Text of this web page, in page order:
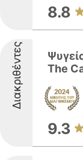
8.8
Διακριθέντες
The
9.3